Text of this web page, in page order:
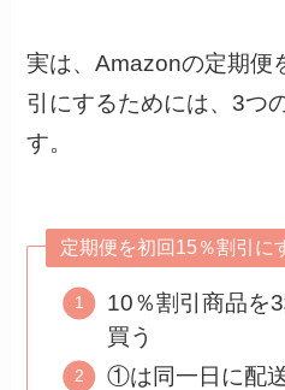
実は、Amazonの定期便
引にするためには、3つ
す。
定期便を初回15％割引に
10％割引商品を
買う
①は同一日に配